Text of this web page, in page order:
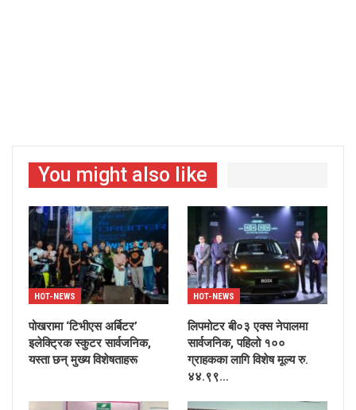
You might also like
HOT-NEWS
पोखरामा ‘टिभीएस अर्बिटर’
इलेक्ट्रिक स्कुटर सार्वजनिक,
यस्ता छन् मुख्य विशेषताहरू
HOT-NEWS
लिपमोटर बी०३ एक्स नेपालमा
सार्वजनिक, पहिलो १००
ग्राहकका लागि विशेष मूल्य रु.
४४.९९…